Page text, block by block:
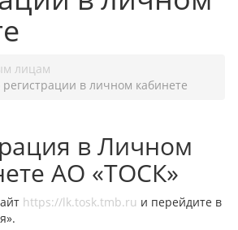
лицам
в личном кабинете
в Личном
АО «ТОСК»
https://lk.tosk.tmb.ru и перейдите в